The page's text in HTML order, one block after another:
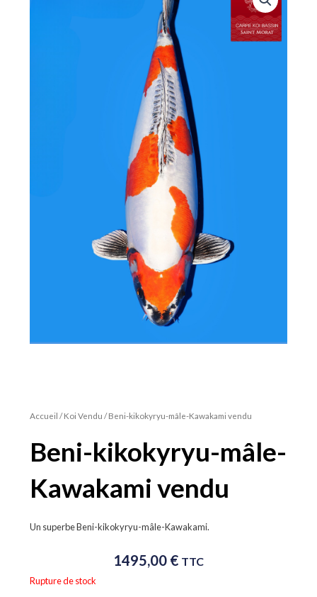
Accueil /Koi Vendu / Beni-kikokyryu-mâle-Kawakami vendu
Beni-kikokyryu-mâle-
Kawakami vendu
Un superbe Beni-kikokyryu-mâle-Kawakami.
1495,00 € TTC
Rupture de stock